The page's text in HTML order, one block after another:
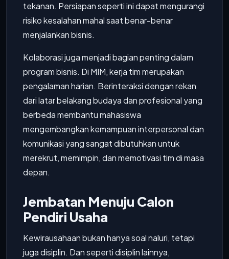
tekanan. Persiapan seperti ini dapat mengurangi
risiko kesalahan mahal saat benar-benar
menjalankan bisnis.
Kolaborasi juga menjadi bagian penting dalam
program bisnis. Di MIM, kerja tim merupakan
pengalaman harian. Berinteraksi dengan rekan
dari latar belakang budaya dan profesional yang
berbeda membantu mahasiswa
mengembangkan kemampuan interpersonal dan
komunikasi yang sangat dibutuhkan untuk
merekrut, memimpin, dan memotivasi tim di masa
depan.
Jembatan Menuju Calon
Pendiri Usaha
Kewirausahaan bukan hanya soal naluri, tetapi
juga disiplin. Dan seperti disiplin lainnya,